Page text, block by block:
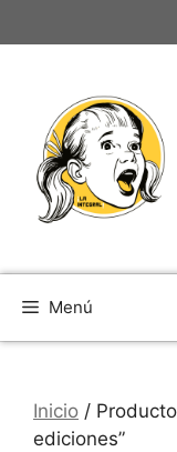
al
Menú
Inicio /
ediciones”